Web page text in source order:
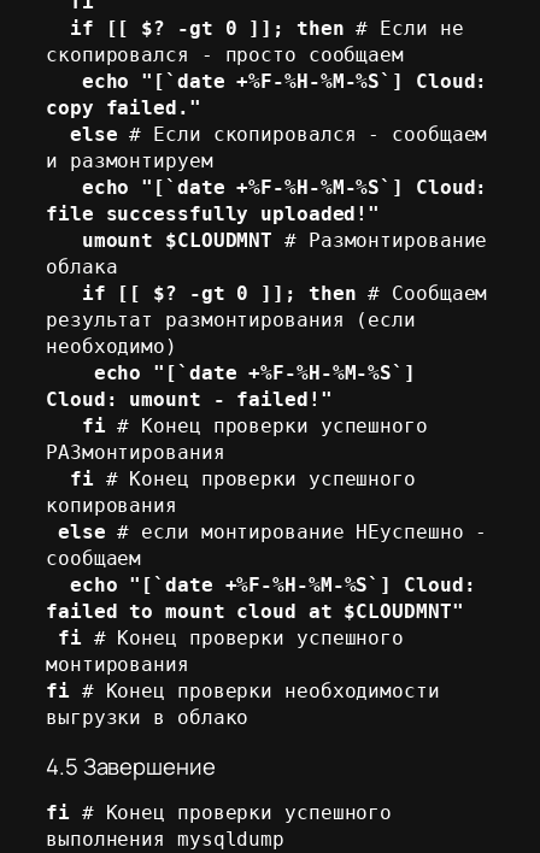
  if [[ $? -gt 0 ]]; then
# Если не
скопировался - просто сообщаем
echo "[`date +%F-%H-%M-%S`] Cloud:
copy failed."
  else
# Если скопировался - сообщаем
и размонтируем
echo "[`date +%F-%H-%M-%S`] Cloud:
file successfully uploaded!"
   umount $CLOUDMNT
# Размонтирование
облака
if [[ $? -gt 0 ]]; then # Сообщаем
результат размонтирования (если
необходимо)
echo "[`date +%F-%H-%M-%S`]
Cloud: umount - failed!"
   fi
# Конец проверки успешного
РАЗмонтирования
fi # Конец проверки успешного
копирования
else # если монтирование НЕуспешно -
сообщаем
echo "[`date +%F-%H-%M-%S`] Cloud:
failed to mount cloud at $CLOUDMNT"
fi # Конец проверки успешного
fi # Конец проверки необходимости
выгрузки в облако
4.5 Завершение
fi # Конец проверки успешного